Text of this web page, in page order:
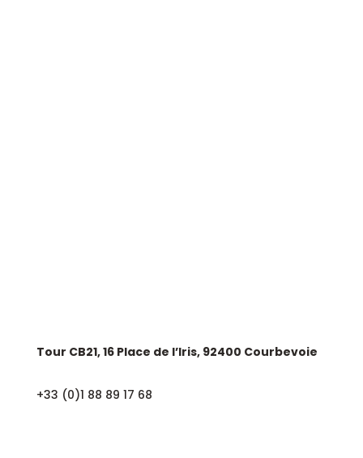
Tour CB21, 16 Place de l’Iris, 92400 Courbevoie
+33 (0)1 88 89 17 68